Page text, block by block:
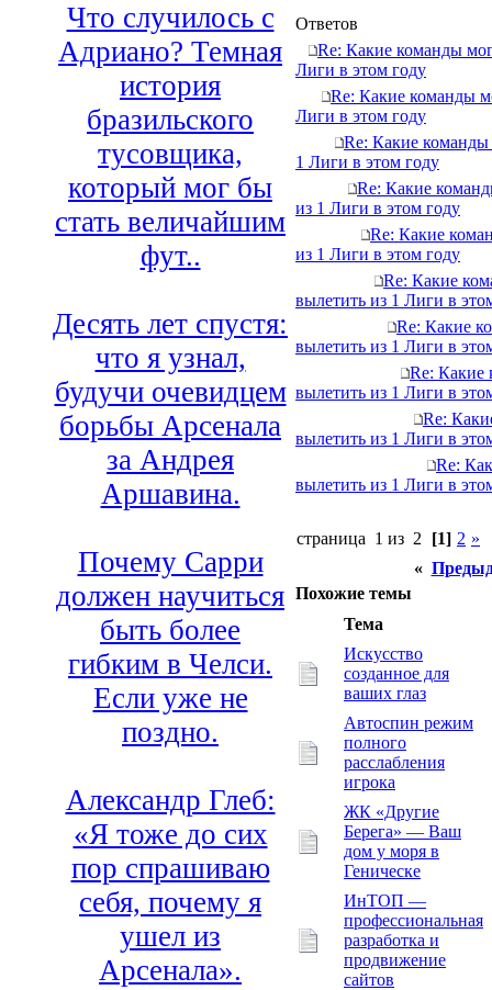
Что случилось с
Адриано? Темная
история
бразильского
тусовщика,
который мог бы
стать величайшим
фут..
Десять лет спустя:
что я узнал,
будучи очевидцем
борьбы Арсенала
за Андрея
Аршавина.
Почему Сарри
должен научиться
быть более
гибким в Челси.
Если уже не
поздно.
Александр Глеб:
«Я тоже до сих
пор спрашиваю
себя, почему я
ушел из
Арсенала».
Ответов
Re: Какие команды
Лиги в этом году
Re: Какие команды
Лиги в этом году
Re: Какие команды
1 Лиги в этом году
Re: Какие
из 1 Лиги в этом году
Re: Какие
из 1 Лиги в этом году
Re: Какие
вылетить из 1 Лиги в
Re: Какие
вылетить из 1 Лиги в
Re: Какие
вылетить из 1 Лиги в
Re:
вылетить из 1 Лиги в
Re:
вылетить из 1 Лиги в
страница 1 из 2 [1] 2 »
«
Похожие темы
Тема
Искусство
созданное для
ваших глаз
Автоспин режим
полного
расслабления
игрока
ЖК «Другие
Берега» — Ваш
дом у моря в
Геническе
ИнТОП —
профессиональная
разработка и
продвижение
сайтов